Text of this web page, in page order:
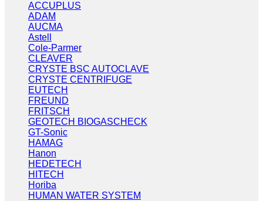
ACCUPLUS
ADAM
AUCMA
Astell
Cole-Parmer
CLEAVER
CRYSTE BSC AUTOCLAVE
CRYSTE CENTRIFUGE
EUTECH
FREUND
FRITSCH
GEOTECH BIOGASCHECK
GT-Sonic
HAMAG
Hanon
HEDETECH
HITECH
Horiba
HUMAN WATER SYSTEM